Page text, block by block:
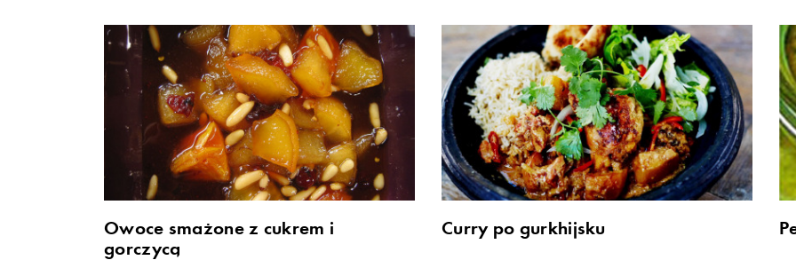
Owoce smażone z cukrem i
gorczycą
Curry po gurkhijsku